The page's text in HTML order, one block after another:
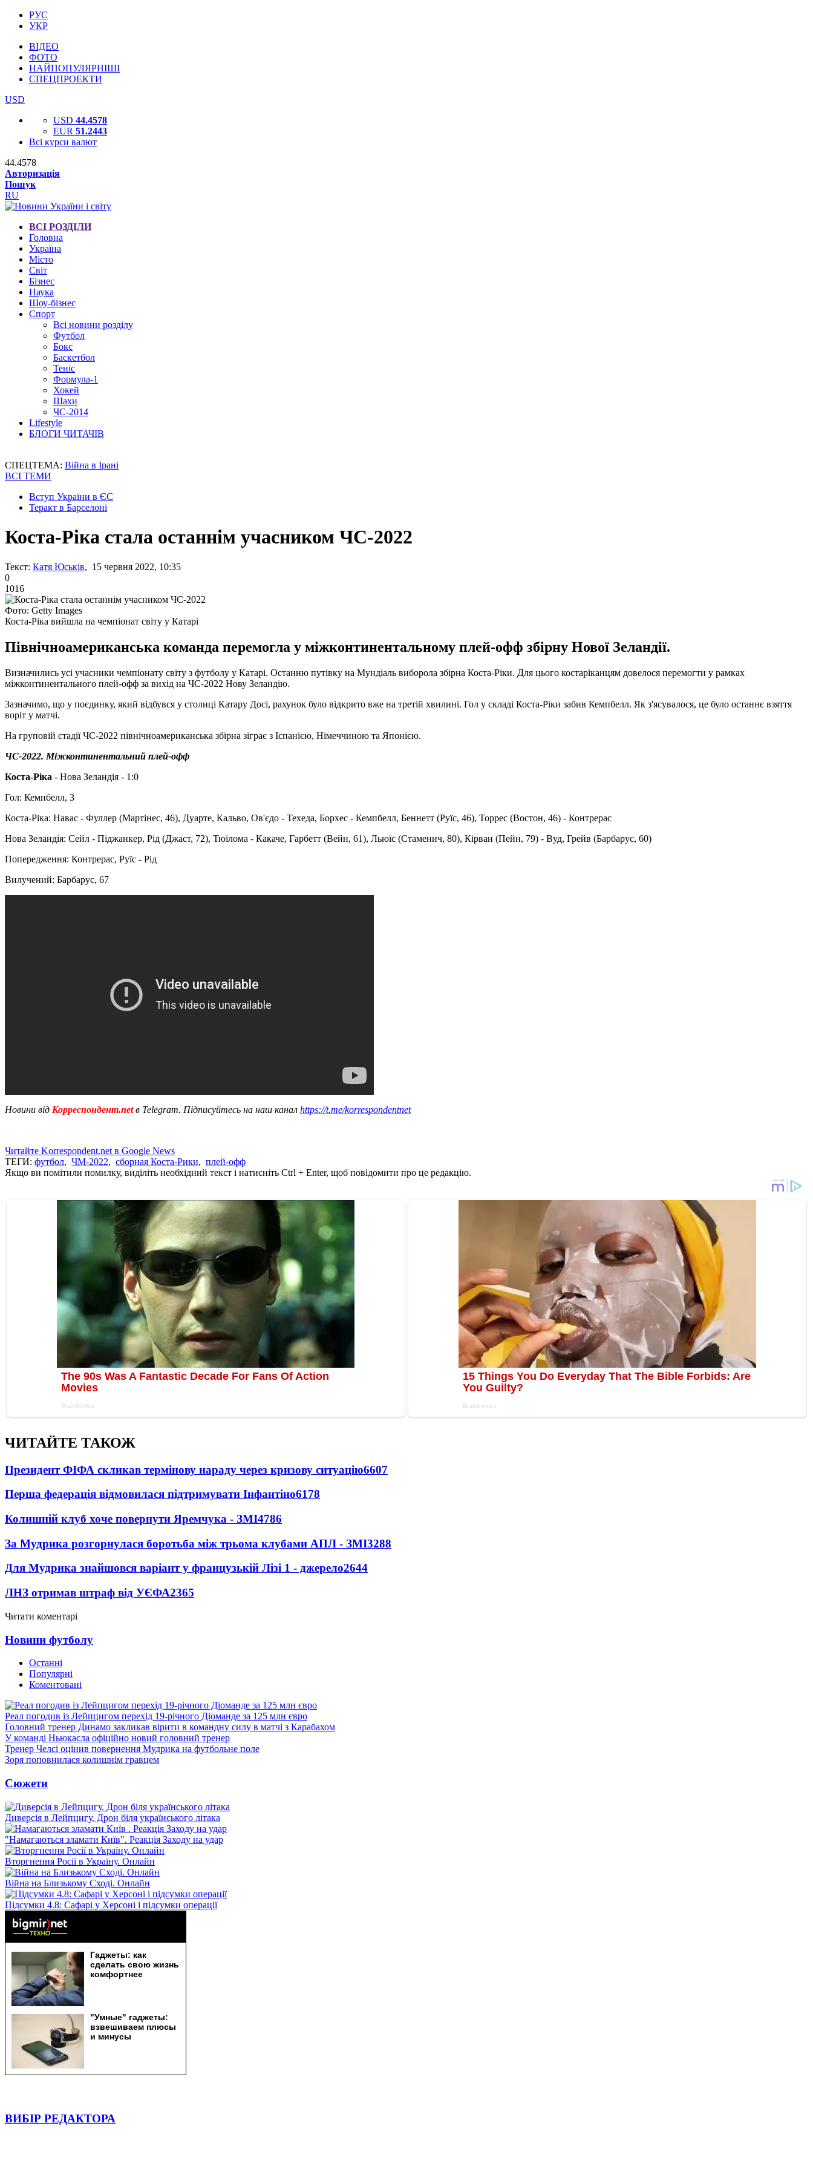
РУС
УКР
ВІДЕО
ФОТО
НАЙПОПУЛЯРНІШІ
СПЕЦПРОЕКТИ
USD
USD 44.4578
EUR 51.2443
Всі курси валют
44.4578
Авторизація
Пошук
RU
ВСІ РОЗДІЛИ
Головна
Україна
Місто
Світ
Бізнес
Наука
Шоу-бізнес
Спорт
Всі новини розділу
Футбол
Бокс
Баскетбол
Теніс
Формула-1
Хокей
Шахи
ЧС-2014
Lifestyle
БЛОГИ ЧИТАЧІВ
СПЕЦТЕМА: Війна в Ірані
ВСІ ТЕМИ
Вступ України в ЄС
Теракт в Барселоні
Коста-Ріка стала останнім учасником ЧС-2022
Текст: Катя Юськів, 15 червня 2022, 10:35
0
1016
Фото: Getty Images
Коста-Ріка вийшла на чемпіонат світу у Катарі
Північноамериканська команда перемогла у міжконтинентальному плей-офф збірну Нової Зеландії.
Визначились усі учасники чемпіонату світу з футболу у Катарі. Останню путівку на Мундіаль виборола збірна Коста-Ріки. Для цього костаріканцям довелося перемогти у рамках
міжконтинентального плей-офф за вихід на ЧС-2022 Нову Зеландію.
Зазначимо, що у поєдинку, який відбувся у столиці Катару Досі, рахунок було відкрито вже на третій хвилині. Гол у складі Коста-Ріки забив Кемпбелл. Як з'ясувалося, це було останнє взяття
воріт у матчі.
На груповій стадії ЧС-2022 північноамериканська збірна зіграє з Іспанією, Німеччиною та Японією.
ЧС-2022. Міжконтинентальний плей-офф
Коста-Ріка - Нова Зеландія - 1:0
Гол: Кемпбелл, 3
Коста-Ріка: Навас - Фуллер (Мартінес, 46), Дуарте, Кальво, Ов'єдо - Техеда, Борхес - Кемпбелл, Беннетт (Руїс, 46), Торрес (Востон, 46) - Контрерас
Нова Зеландія: Сейл - Піджанкер, Рід (Джаст, 72), Тюїлома - Какаче, Гарбетт (Вейн, 61), Льюїс (Стаменич, 80), Кірван (Пейн, 79) - Вуд, Грейв (Барбарус, 60)
Попередження: Контрерас, Руїс - Рід
Вилучений: Барбарус, 67
Новини від Корреспондент.netв Telegram. Підписуйтесь на наш канал https://t.me/korrespondentnet
Читайте Korrespondent.net в Google News
ТЕГИ: футбол, ЧМ-2022, сборная Коста-Рики, плей-офф
Якщо ви помітили помилку, виділіть необхідний текст і натисніть Ctrl + Enter, щоб повідомити про це редакцію.
ЧИТАЙТЕ ТАКОЖ
Президент ФІФА скликав термінову нараду через кризову ситуацію6607
Перша федерація відмовилася підтримувати Інфантіно6178
Колишній клуб хоче повернути Яремчука - ЗМІ4786
За Мудрика розгорнулася боротьба між трьома клубами АПЛ - ЗМІ3288
Для Мудрика знайшовся варіант у французькій Лізі 1 - джерело2644
ЛНЗ отримав штраф від УЄФА2365
Читати коментарі
Новини футболу
Останні
Популярні
Коментовані
Реал погодив із Лейпцигом перехід 19-річного Діоманде за 125 млн євро
Головний тренер Динамо закликав вірити в командну силу в матчі з Карабахом
У команді Ньюкасла офіційно новий головний тренер
Тренер Челсі оцінив повернення Мудрика на футбольне поле
Зоря поповнилася колишнім гравцем
Сюжети
Диверсія в Лейпцигу. Дрон біля українського літака
"Намагаються зламати Київ". Реакція Заходу на удар
Вторгнення Росії в Україну. Онлайн
Війна на Близькому Сході. Онлайн
Підсумки 4.8: Сафарі у Херсоні і підсумки операції
ВИБІР РЕДАКТОРА